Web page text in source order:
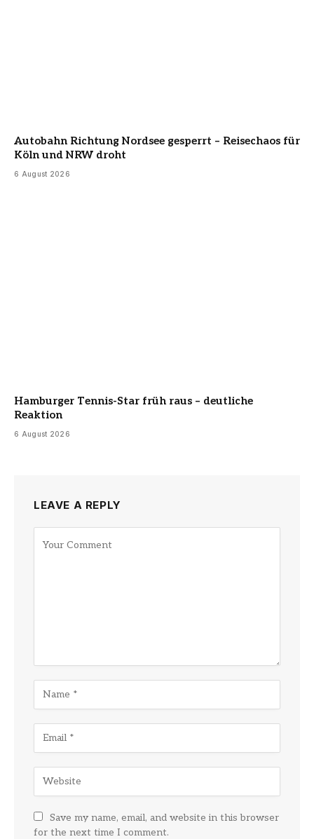
Autobahn Richtung Nordsee gesperrt – Reisechaos für
Köln und NRW droht
6 August 2026
Hamburger Tennis-Star früh raus – deutliche
Reaktion
6 August 2026
LEAVE A REPLY
Save my name, email, and website in this browser
for the next time I comment.